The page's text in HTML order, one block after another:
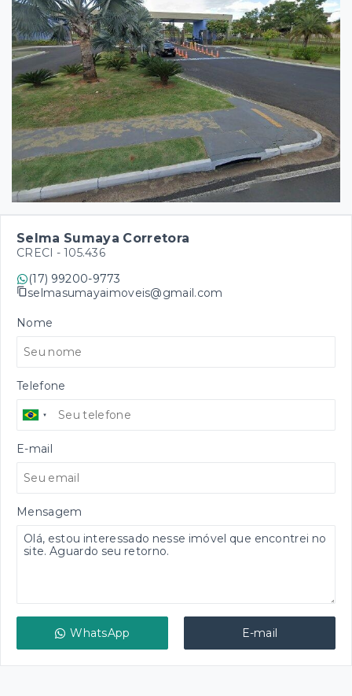
Selma Sumaya Corretora
CRECI - 105.436
(17) 99200-9773
selmasumayaimoveis@gmail.com
Nome
Telefone
E-mail
Mensagem
WhatsApp E-mail